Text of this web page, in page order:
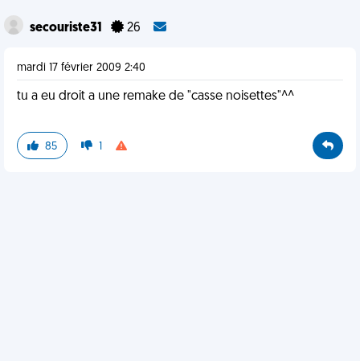
secouriste31 26
mardi 17 février 2009 2:40
tu a eu droit a une remake de "casse noisettes"^^
85 1